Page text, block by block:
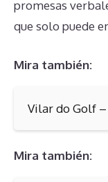
promesas
que solo puede
Mira también:
Vilar do Golf
Mira también: